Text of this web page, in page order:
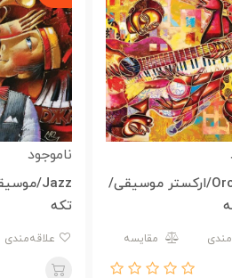
Orchestra/ارکستر موسیقی/
مقایسه
ناموجود
تکه